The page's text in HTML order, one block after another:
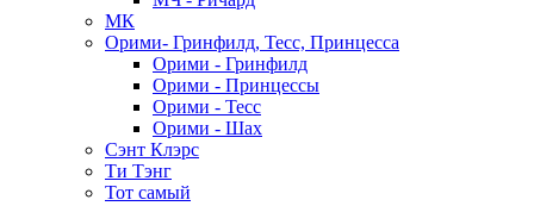
МК
Орими- Гринфилд, Тесс, Принцесса
Орими - Гринфилд
Орими - Принцессы
Орими - Тесс
Орими - Шах
Сэнт Клэрс
Ти Тэнг
Тот самый